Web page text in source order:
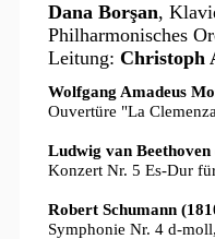
Dana Borşan,
Philharmonisches
Leitung: Christoph
Wolfgang Amadeus
Ouvertüre "La
Ludwig van Beethoven
Konzert Nr. 5 Es-Dur
Robert Schumann
Symphonie Nr. 4 d-